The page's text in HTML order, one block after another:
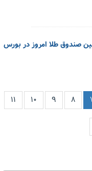
صندوق طلا امروز در بورس
۸ ۹ ۱۰ ۱۱